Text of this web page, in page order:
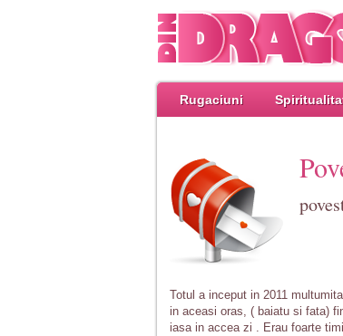
Rugaciuni
Totul a inceput in 2011
in aceasi oras, ( baiatu si fata)
iasa in accea zi . Erau foarte